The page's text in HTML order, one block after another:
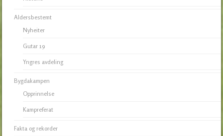
Aldersbestemt
Nyheiter
Gutar 19
Yngres avdeling
Bygdakampen
Opprinnelse
Kampreferat
Fakta og rekorder